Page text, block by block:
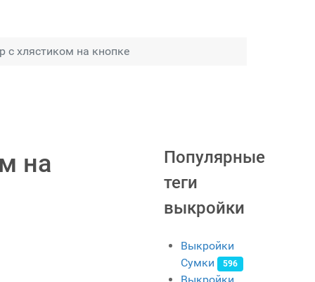
с хлястиком на кнопке
на
Популярные
теги
выкройки
Выкройки
Сумки
596